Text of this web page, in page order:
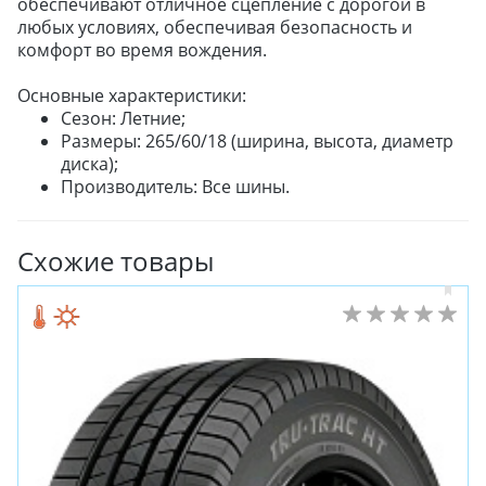
обеспечивают отличное сцепление с дорогой в
любых условиях, обеспечивая безопасность и
комфорт во время вождения.
Основные характеристики:
Сезон: Летние;
Размеры: 265/60/18 (ширина, высота, диаметр
диска);
Производитель: Все шины.
Схожие товары